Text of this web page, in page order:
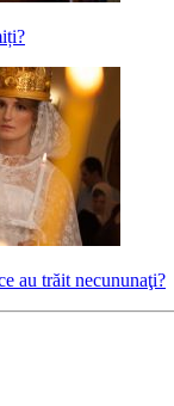
au trăit necununaţi?